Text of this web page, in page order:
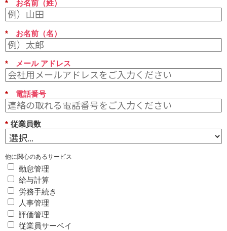
* お名前（姓）
* お名前（名）
* メール アドレス
* 電話番号
* 従業員数
他に関心のあるサービス
勤怠管理
給与計算
労務手続き
人事管理
評価管理
従業員サーベイ